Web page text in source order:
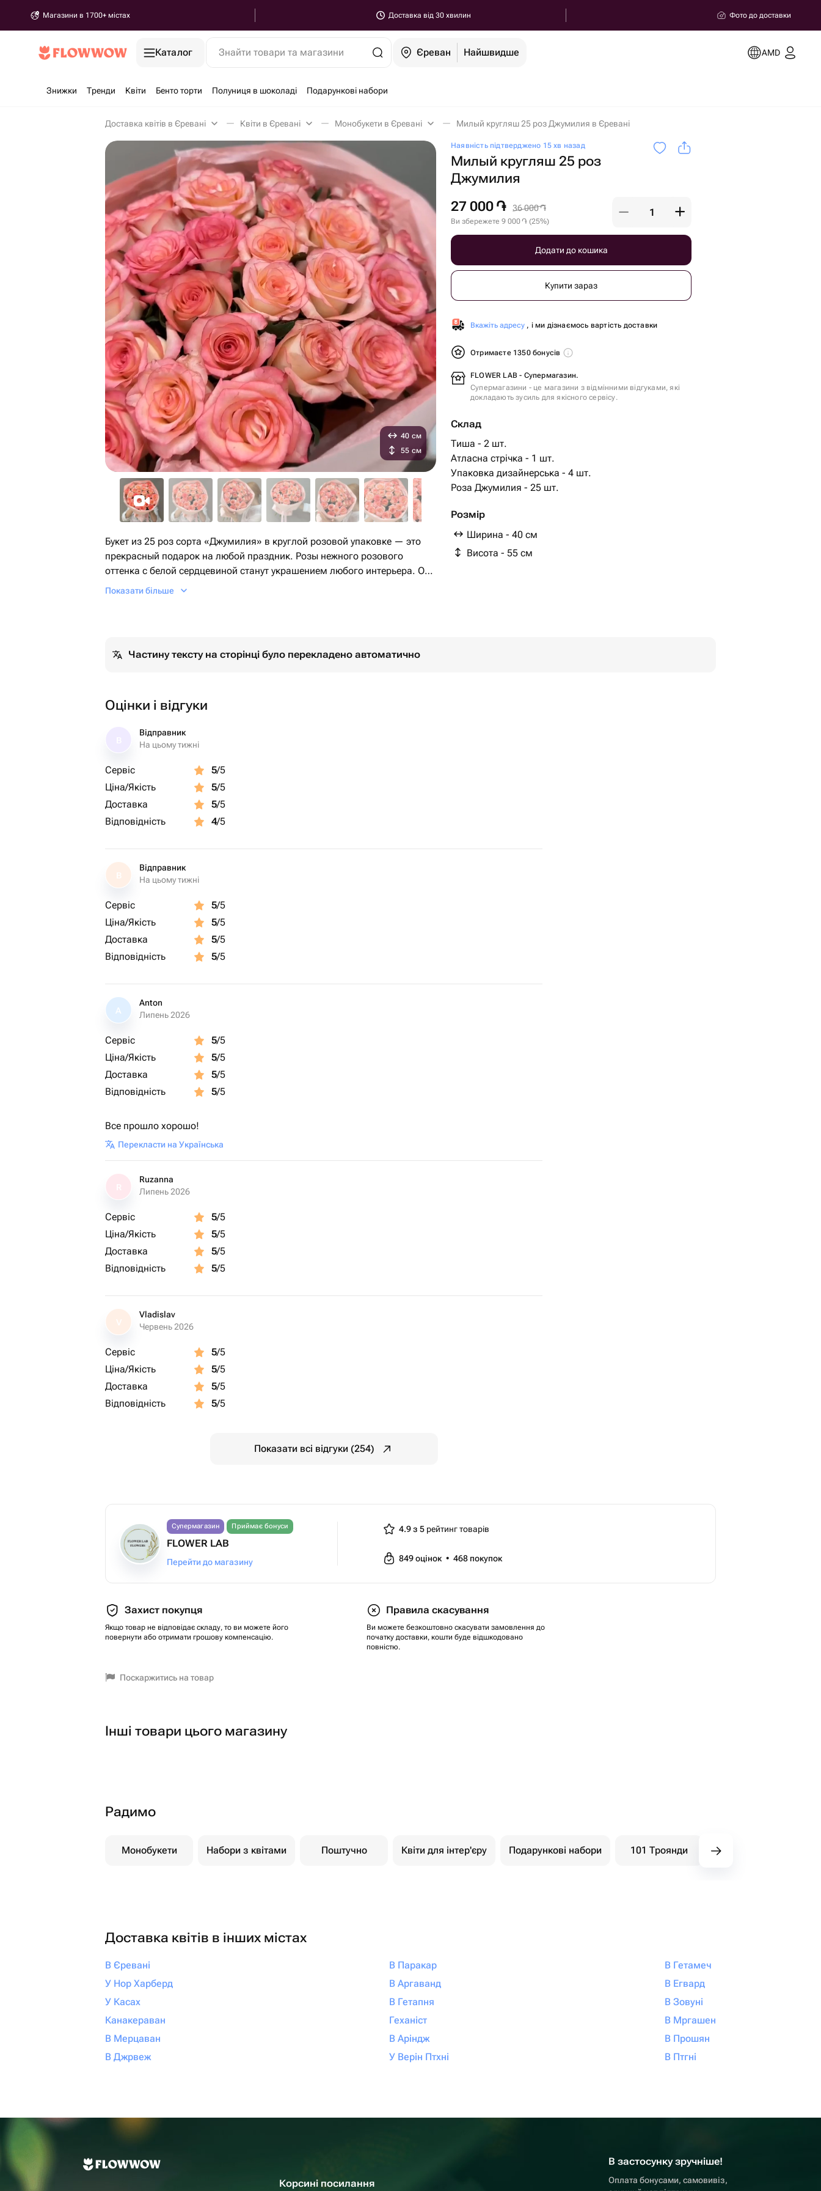
Магазини в 1700+ містах Доставка від 30 хвилин Фото до доставки
Каталог Знайти товари та магазини Єреван Найшвидше AMD
Знижки Тренди Квіти Бенто торти Полуниця в шоколаді Подарункові набори
Доставка квітів в Єревані Квіти в Єревані Монобукети в Єревані Милый кругляш 25 роз Джумилия в Єревані
Наявність підтверджено 15 хв назад
Милый кругляш 25 роз
Джумилия
27 000 ֏ 36 000֏
Ви збережете 9 000֏ (25%)
Додати до кошика
Купити зараз
Вкажіть адресу , і ми дізнаємось вартість доставки
Отримаєте 1350 бонусів
FLOWER LAB - Супермагазин.
Супермагазини - це магазини з відмінними відгуками, які
докладають зусиль для якісного сервісу.
Склад
Тиша - 2 шт.
Атласна стрічка - 1 шт.
Упаковка дизайнерська - 4 шт.
Роза Джумилия - 25 шт.
Розмір
Ширина - 40 см
Висота - 55 см
40 см
55 см
Букет из 25 роз сорта «Джумилия» в круглой розовой упаковке — это
прекрасный подарок на любой праздник. Розы нежного розового
оттенка с белой сердцевиной станут украшением любого интерьера. Они
источают приятный аромат и восхищают всех своей изысканностью🩷.
Показати більше
Частину тексту на сторінці було перекладено автоматично
Оцінки і відгуки
Відправник
На цьому тижні
Сервіс 5/5
Ціна/Якість
5/5
Доставка
5/5
Відповідність
4/5
В
Відправник
На цьому тижні
Сервіс 5/5
Ціна/Якість
5/5
Доставка
5/5
Відповідність
5/5
A
Anton
Липень 2026
Сервіс 5/5
Ціна/Якість
5/5
Доставка
5/5
Відповідність
5/5
Все прошло хорошо!
Перекласти на Українська
Ruzanna
Липень 2026
Сервіс 5/5
Ціна/Якість
5/5
Доставка
5/5
Відповідність
5/5
V
Vladislav
Червень 2026
Сервіс 5/5
Ціна/Якість
5/5
Доставка
5/5
Відповідність
5/5
Показати всі відгуки (254)
Супермагазин Приймає бонуси
FLOWER LAB
Перейти до магазину
4.9 з 5 рейтинг товарів
849оцінок • 468 покупок
Захист покупця
Якщо товар не відповідає складу, то ви можете його
повернути або отримати грошову компенсацію.
Правила скасування
Ви можете безкоштовно скасувати замовлення до
початку доставки, кошти буде відшкодовано
повністю.
Поскаржитись на товар
Інші товари цього магазину
Радимо
Монобукети Набори з квітами Поштучно Квіти для інтер'єру Подарункові набори 101 Троянди
Доставка квітів в інших містах
В Єревані
У Нор Харберд
У Касах
Канакераван
В Мерцаван
В Джрвеж
В Паракар
В Аргаванд
В Гетапня
Геханіст
В Аріндж
У Верін Птхні
В Гетамеч
В Егвард
В Зовуні
В Мргашен
В Прошян
В Птгні
Корсині посилання
В застосунку зручніше!
Оплата бонусами, самовивіз,